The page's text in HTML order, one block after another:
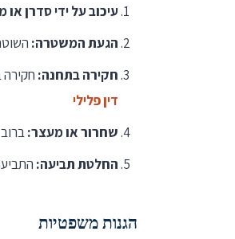
עיכוב על ידי סדרן
הגעת המשטרה:
חקירה בתחנה:
דין פלילי
שחרור או מעצר:
החלטת תביעה:
הגנות משפטיות